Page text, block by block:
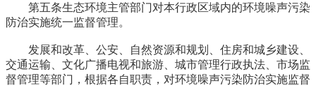
第五条生态环境主管部门对本行政区域内的环境噪声污染
防治实施统一监督管理。
发展和改革、公安、自然资源和规划、住房和城乡建设、
交通运输、文化广播电视和旅游、城市管理行政执法、市场监
督管理等部门，根据各自职责，对环境噪声污染防治实施监督